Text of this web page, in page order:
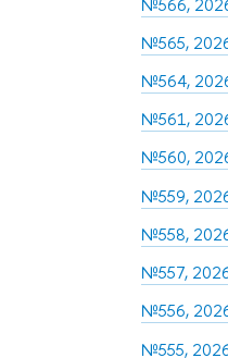
№565,
№564,
№561,
№560,
№559,
№558,
№557,
№556,
№555,